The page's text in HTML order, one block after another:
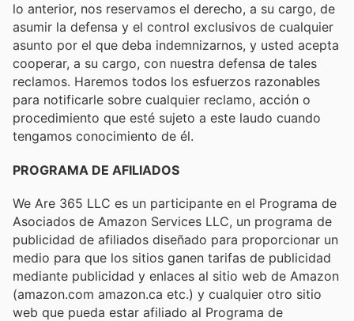
lo anterior, nos reservamos el derecho, a su cargo, de
asumir la defensa y el control exclusivos de cualquier
asunto por el que deba indemnizarnos, y usted acepta
cooperar, a su cargo, con nuestra defensa de tales
reclamos. Haremos todos los esfuerzos razonables
para notificarle sobre cualquier reclamo, acción o
procedimiento que esté sujeto a este laudo cuando
tengamos conocimiento de él.
PROGRAMA DE AFILIADOS
We Are 365 LLC es un participante en el Programa de
Asociados de Amazon Services LLC, un programa de
publicidad de afiliados diseñado para proporcionar un
medio para que los sitios ganen tarifas de publicidad
mediante publicidad y enlaces al sitio web de Amazon
(amazon.com amazon.ca etc.) y cualquier otro sitio
web que pueda estar afiliado al Programa de